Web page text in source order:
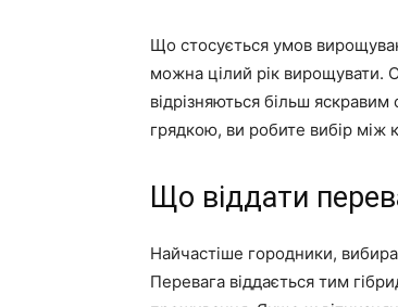
Що стосується умов
можна цілий рік вирощувати.
відрізняються більш
грядкою, ви робите вибір між
Що віддати
Найчастіше городники,
Перевага віддається тим